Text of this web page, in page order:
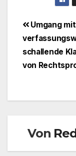
Umgang
schallende
von
Von